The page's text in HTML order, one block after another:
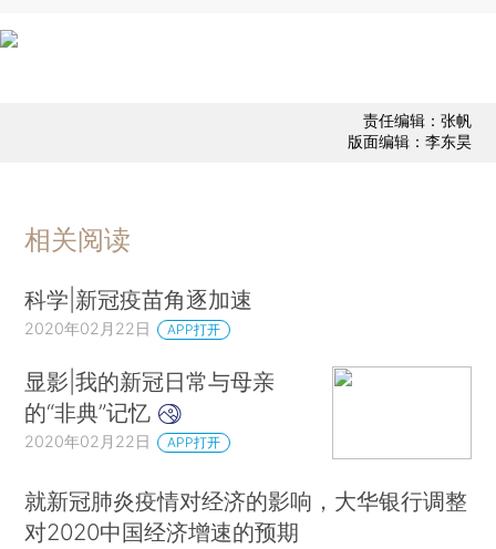
责任编辑：张帆
版面编辑：李东昊
相关阅读
科学|新冠疫苗角逐加速
2020年02月22日 APP打开
显影|我的新冠日常与母亲
的“非典”记忆
2020年02月22日 APP打开
就新冠肺炎疫情对经济的影响，大华银行调整
对2020中国经济增速的预期